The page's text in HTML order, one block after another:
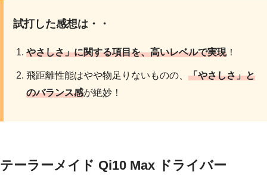
試打した感想は・・
やさしさ」に関する項目を、高いレベルで実現！
飛距離性能はやや物足りないものの、「やさしさ」と
のバランス感が絶妙！
テーラーメイド Qi10 Max ドライバー